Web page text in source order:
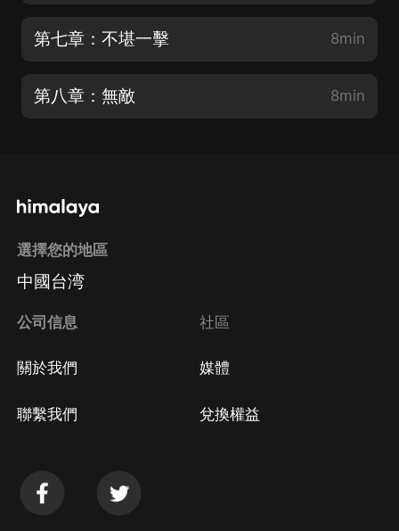
第七章：不堪一擊 8min
第八章：無敵 8min
選擇您的地區
中國台湾
公司信息
關於我們
聯繫我們
社區
媒體
兌換權益